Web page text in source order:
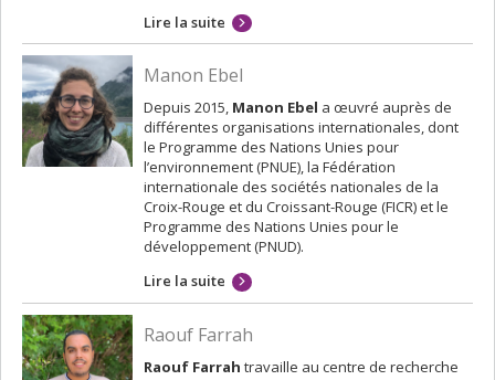
Lire la suite
Manon Ebel
Depuis 2015, Manon Ebel a œuvré auprès de
différentes organisations internationales, dont
le Programme des Nations Unies pour
l’environnement (PNUE), la Fédération
internationale des sociétés nationales de la
Croix-Rouge et du Croissant-Rouge (FICR) et le
Programme des Nations Unies pour le
développement (PNUD).
Lire la suite
Raouf Farrah
Raouf Farrah travaille au centre de recherche